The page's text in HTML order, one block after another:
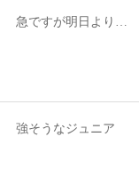
急ですが明日より…
強そうなジュニア